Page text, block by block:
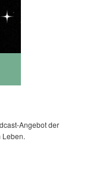
Angebot der
Leben.